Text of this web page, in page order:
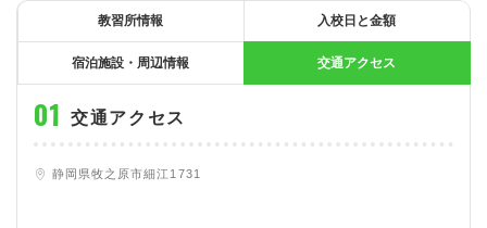
大型特殊
東海エリア
組合員特典
お一人でも安心な教習所
教習料金が安い教習所
合宿免許の食事がおいしいと好評な教習所
私たちについて
コープ・生協おすすめの合宿免許パンフレット
お支払い
教習所情報 入校日と金額
宿泊施設・周辺情報 交通アクセス
交通アクセス
静岡県牧之原市細江1731